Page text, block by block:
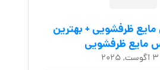
ظرفشویی + بهترین
مایع ظرفشویی
۳ آگوست, ۲۰۲۵